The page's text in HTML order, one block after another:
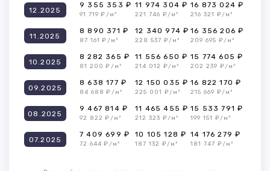
12.2025
9 355 353 ₽
91 719 ₽/м²
11 974 304 ₽
221 746 ₽/м²
16 873 024 ₽
216 321 ₽/м²
11.2025
8 890 371 ₽
87 161 ₽/м²
12 340 974 ₽
228 537 ₽/м²
16 356 206 ₽
209 695 ₽/м²
10.2025
8 282 365 ₽
81 200 ₽/м²
11 556 650 ₽
214 012 ₽/м²
15 774 605 ₽
202 239 ₽/м²
09.2025
8 638 177 ₽
84 688 ₽/м²
12 150 035 ₽
225 001 ₽/м²
16 822 170 ₽
215 669 ₽/м²
08.2025
9 467 814 ₽
92 822 ₽/м²
11 465 455 ₽
212 323 ₽/м²
15 533 791 ₽
199 151 ₽/м²
07.2025
7 409 699 ₽
72 644 ₽/м²
10 105 128 ₽
187 132 ₽/м²
14 176 279 ₽
181 747 ₽/м²